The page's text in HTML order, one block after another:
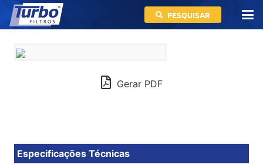
PESQUISAR
Gerar PDF
Especificações Técnicas